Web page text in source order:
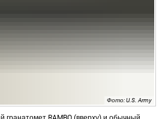
Фото: U.S. Army